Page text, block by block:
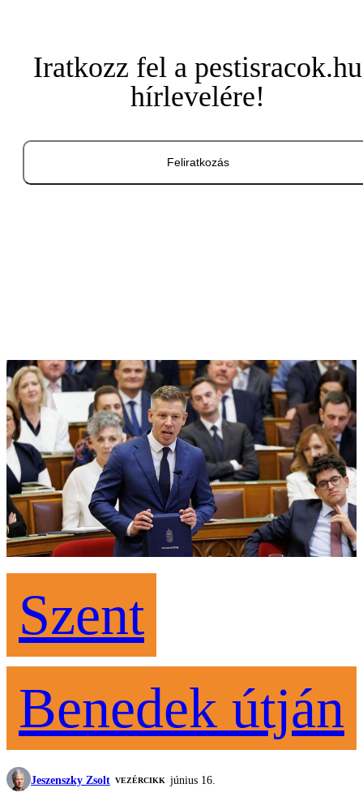
Iratkozz fel a pestisracok.hu
hírlevelére!
Feliratkozás
Szent
Benedek útján
Jeszenszky Zsolt VEZÉRCIKK június 16.